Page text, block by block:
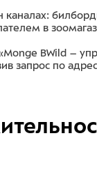
в
BWild –
запрос по